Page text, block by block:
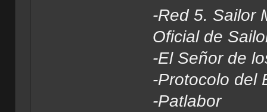
-Red 5. Sailor
Oficial de
-El Señor de
-Protocolo del
-Patlabor